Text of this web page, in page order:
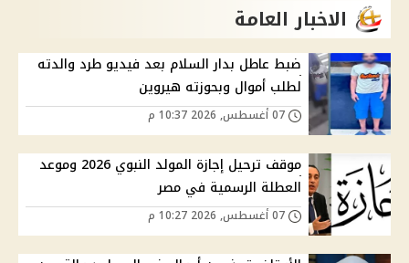
الاخبار العامة
ضبط عاطل بدار السلام بعد فيديو طرد والدته
لطلب أموال وبحوزته هيروين
موقف ترحيل إجازة المولد النبوي 2026 وموعد
العطلة الرسمية في مصر